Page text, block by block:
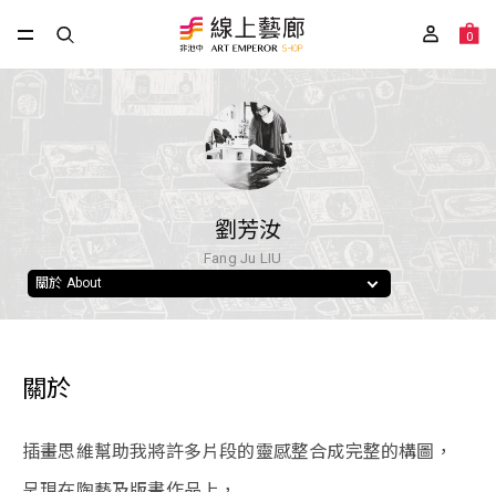
0
劉芳汝
Fang Ju LIU
關於 About
關於
插畫思維幫助我將許多片段的靈感整合成完整的構圖，